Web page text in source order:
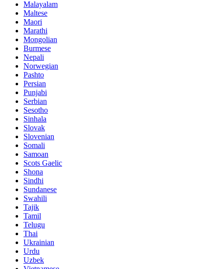
Malayalam
Maltese
Maori
Marathi
Mongolian
Burmese
Nepali
Norwegian
Pashto
Persian
Punjabi
Serbian
Sesotho
Sinhala
Slovak
Slovenian
Somali
Samoan
Scots Gaelic
Shona
Sindhi
Sundanese
Swahili
Tajik
Tamil
Telugu
Thai
Ukrainian
Urdu
Uzbek